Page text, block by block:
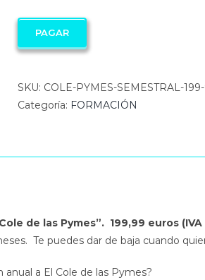
PAGAR
SKU: COLE-PYMES-SEMESTRAL-
Categoría: FORMACIÓN
de las Pymes”. 199,99 euros
Te puedes dar de baja cuando
anual a El Cole de las Pymes?